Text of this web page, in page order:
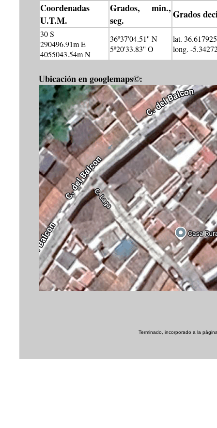
Coordenadas
U.T.M.
Grados, min.,
seg.
Grados
30 S
290496.91m E
4055043.54m N
36º37'04.51'' N
5º20'33.83'' O
lat.
long. -
Ubicación en googlemaps©:
Terminado, incorporado a la